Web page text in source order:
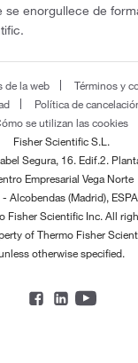
se enorgullece de
de la web
Términos y
Política de
se utilizan las cookies
Fisher Scientific S.L.
Segura, 16. Edif.2.
Empresarial Vega Norte
Alcobendas (Madrid),
Fisher Scientific Inc. All
of Thermo Fisher
otherwise specified.